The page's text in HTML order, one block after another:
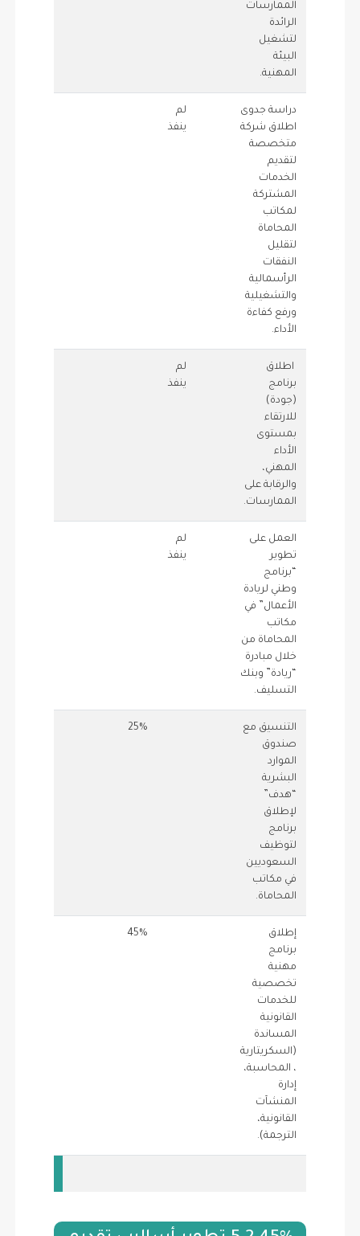
الممارسات
الرائدة
لتشغيل
البيئة
المهنية.
دراسة جدوى
اطلاق شركة
متخصصة
لتقديم
الخدمات
المشتركة
لمكاتب
المحاماة
لتقليل
النفقات
الرأسمالية
والتشغيلية
ورفع كفاءة
الأداء.
ينفذ
اطلاق
برنامج
(جودة)
للارتقاء
بمستوى
الأداء
المهني،
والرقابة على
الممارسات.
ينفذ
العمل على
تطوير
“برنامج
وطني لريادة
الأعمال” في
مكاتب
المحاماة من
خلال مبادرة
“ريادة” وبنك
التسليف.
ينفذ
التنسيق مع
صندوق
الموارد
البشرية
“هدف”
لإطلاق
برنامج
لتوظيف
السعوديين
في مكاتب
المحاماة.
25%
إطلاق
برنامج
مهنية
تخصصية
للخدمات
القانونية
المساندة
(السكريتارية
، المحاسبة،
إدارة
المنشآت
القانونية،
الترجمة).
45%